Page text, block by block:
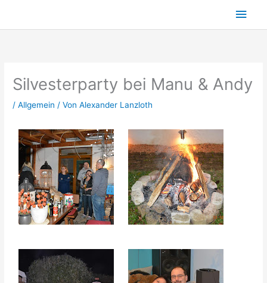
Silvesterparty bei Manu & Andy
/Allgemein / VonAlexander Lanzloth